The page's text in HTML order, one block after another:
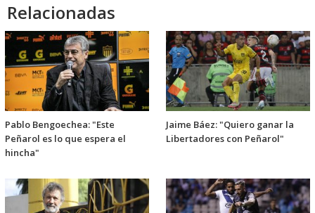
Relacionadas
Pablo Bengoechea: "Este
Peñarol es lo que espera el
hincha"
Jaime Báez: "Quiero ganar la
Libertadores con Peñarol"